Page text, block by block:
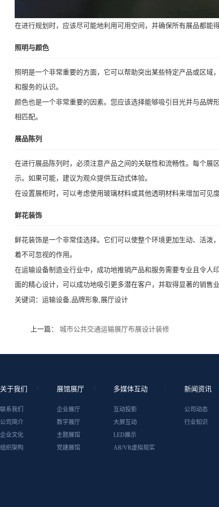
在进行规划时，应该尽可能地利用可用空间，并确保所有展品都
照明与颜色
照明是一个非常重要的方面，它可以帮助突出某些特定产品或区
和服务的认识。
颜色也是一个非常重要的因素。您应该选择能够吸引目光并与品
相匹配。
展品陈列
在进行展品陈列时，必须注意产品之间的关联性和流畅性。每个
示。如果可能，建议为观众提供互动式体验。
在设置展柜时，可以考虑使用玻璃材料或其他透明材料来增加可见
鲜花装饰
鲜花装饰是一个非常佳选择。它们可以使整个环境更加生动、活
着不可忽视的作用。
在运输设备制造业行业中，成功地推销产品和服务需要专业且令
面的精心设计，可以成功地吸引更多潜在客户，并取得显著的销售
关键词： 运输设备,品牌形象,展厅设计
上一篇： 城市公共交通运输展厅布展设计装修
关于我们
联系我们
公司简介
企业文化
组织架构
展馆展厅
企业展厅
数字展厅
主题展馆
党建展馆
多媒体互动
互动投影
大屏互动
LED展示
AR/VR虚拟现实
新闻资讯
公司动态
行业知识